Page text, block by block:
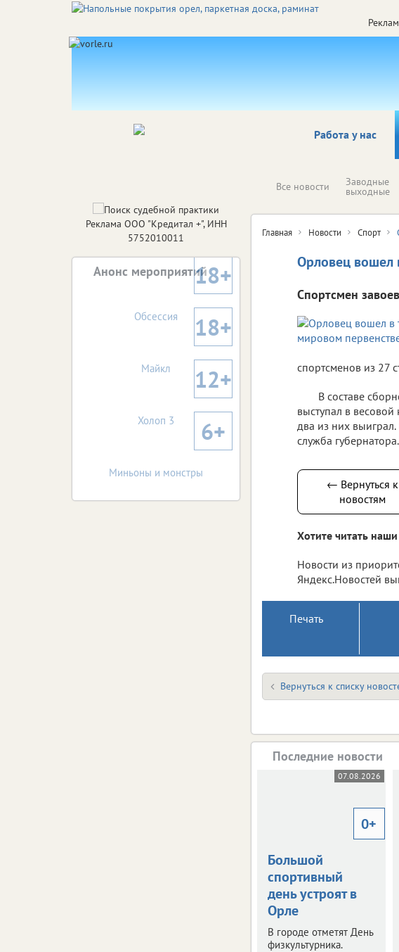
Работа у нас
Все новости Заводные
выходные
Главная Новости Спорт
Орловец вошел
Спортсмен
спортсменов из 27
В составе
выступал в
два из них
служба губернатора.
← Вернуться к
новостям
Хотите читать
Новости из
Яндекс.Новостей
Печать
Вернуться к списку
Последние новости
07.08.2026
0+
Большой
спортивный
день устроят в
Орле
В городе отметят День
физкультурника.
Реклама ООО "Кредитал +", ИНН
5752010011
Анонс мероприятий18+
Обсессия 18+
Майкл 12+
Холоп 3 6+
Миньоны и монстры